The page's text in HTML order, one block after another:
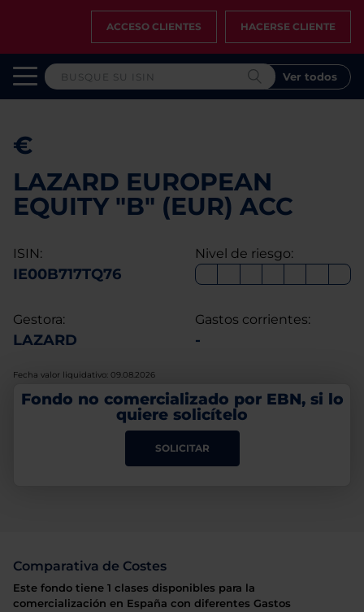
ACCESO CLIENTES HACERSE CLIENTE
Ver todos
€
LAZARD EUROPEAN
EQUITY "B" (EUR) ACC
ISIN:
IE00B717TQ76
Nivel de riesgo:
Gestora:
LAZARD
Gastos corrientes:
-
Fecha valor liquidativo: 09.08.2026
Fondo no comercializado por EBN, si lo
quiere solicítelo
SOLICITAR
Comparativa de Costes
Este fondo tiene 1 clases disponibles para la
comercialización en España con diferentes Gastos